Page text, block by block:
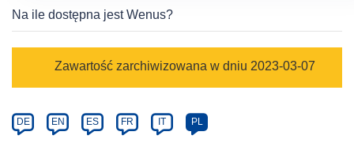
oknie)
Na ile dostępna jest Wenus?
Category
Zawartość zarchiwizowana w dniu 2023-03-07
Article
available
DE EN ES FR IT PL